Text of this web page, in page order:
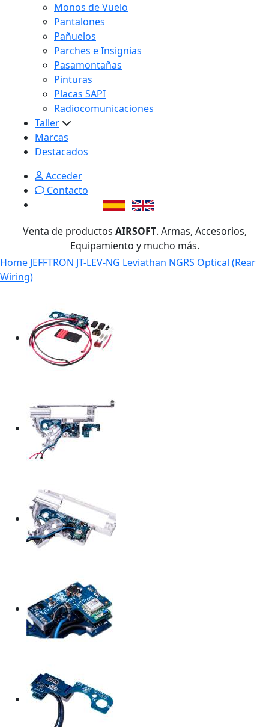
Monos de Vuelo
Pantalones
Pañuelos
Parches e Insignias
Pasamontañas
Pinturas
Placas SAPI
Radiocomunicaciones
Taller
Marcas
Destacados
Acceder
Contacto
Venta de productos AIRSOFT. Armas, Accesorios,
Equipamiento y mucho más.
Home JEFFTRON JT-LEV-NG Leviathan NGRS Optical (Rear
Wiring)